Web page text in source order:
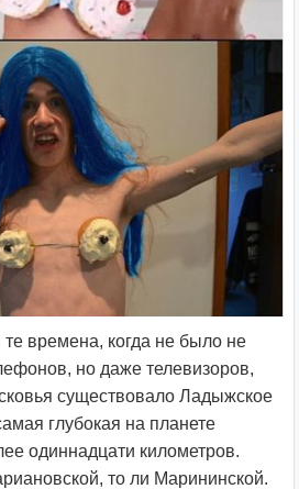
времена, когда не было не
но даже телевизоров,
существовало Ладыжское
глубокая на планете
одиннадцати километров.
то ли Марининской.